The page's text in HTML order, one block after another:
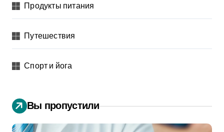
Продукты питания
Путешествия
Спорт и йога
Вы пропустили